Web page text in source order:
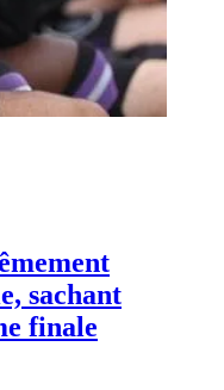
sachant
finale